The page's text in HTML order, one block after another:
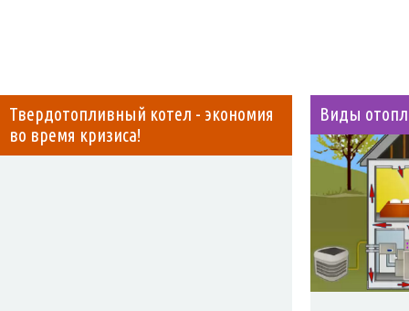
Твердотопливный котел - экономия
во время кризиса!
Виды